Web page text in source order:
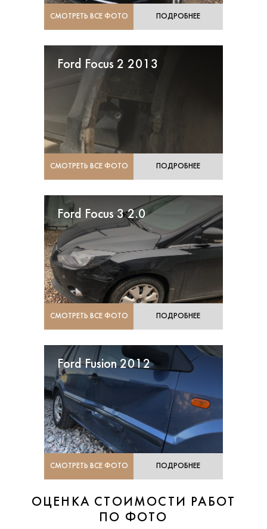
СМОТРЕТЬ ВСЕ ФОТО ПОДРОБНЕЕ
Ford Focus 2 2013
СМОТРЕТЬ ВСЕ ФОТО ПОДРОБНЕЕ
Ford Focus 3 2.0
СМОТРЕТЬ ВСЕ ФОТО ПОДРОБНЕЕ
Ford Fusion 2012
СМОТРЕТЬ ВСЕ ФОТО ПОДРОБНЕЕ
ОЦЕНКА СТОИМОСТИ РАБОТ
ПО ФОТО